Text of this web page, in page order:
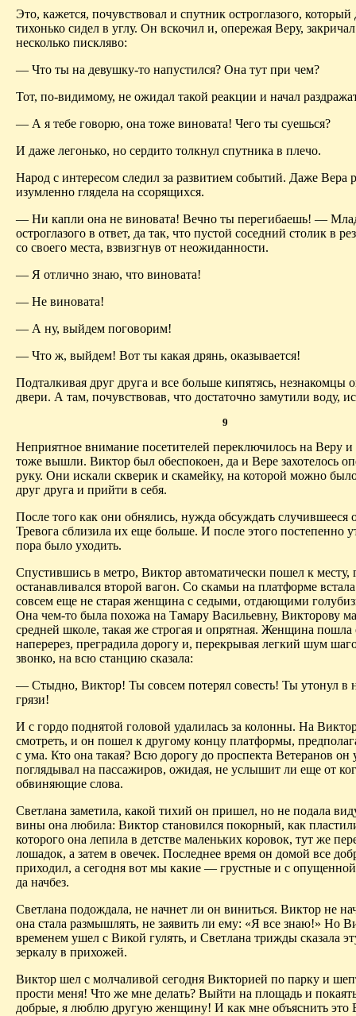
Это, кажется, почувствовал и спутник остроглазого,
тихонько сидел в углу. Он вскочил и, опережая Веру,
несколько пискляво:
— Что ты на девушку-то напустился? Она тут при чем?
Тот, по-видимому, не ожидал такой реакции и начал
— А я тебе говорю, она тоже виновата! Чего ты суешься?
И даже легонько, но сердито толкнул спутника в плечо.
Народ с интересом следил за развитием событий. Даже Вера
изумленно глядела на ссорящихся.
— Ни капли она не виновата! Вечно ты перегибаешь! —
остроглазого в ответ, да так, что пустой соседний столик в
со своего места, взвизгнув от неожиданности.
— Я отлично знаю, что виновата!
— Не виновата!
— А ну, выйдем поговорим!
— Что ж, выйдем! Вот ты какая дрянь, оказывается!
Подталкивая друг друга и все больше кипятясь, незнакомцы
двери. А там, почувствовав, что достаточно замутили воду,
9
Неприятное внимание посетителей переключилось на Веру
тоже вышли. Виктор был обеспокоен, да и Вере захотелось
руку. Они искали скверик и скамейку, на которой можно
друг друга и прийти в себя.
После того как они обнялись, нужда обсуждать случившееся
Тревога сблизила их еще больше. И после этого постепенно
пора было уходить.
Спустившись в метро, Виктор автоматически пошел к месту,
останавливался второй вагон. Со скамьи на платформе
совсем еще не старая женщина с седыми, отдающими
Она чем-то была похожа на Тамару Васильевну, Викторову
средней школе, такая же строгая и опрятная. Женщина пошла
наперерез, преградила дорогу и, перекрывая легкий шум
звонко, на всю станцию сказала:
— Стыдно, Виктор! Ты совсем потерял совесть! Ты утонул в
грязи!
И с гордо поднятой головой удалилась за колонны. На
смотреть, и он пошел к другому концу платформы,
с ума. Кто она такая? Всю дорогу до проспекта Ветеранов он
поглядывал на пассажиров, ожидая, не услышит ли еще от
обвиняющие слова.
Светлана заметила, какой тихий он пришел, но не подала
вины она любила: Виктор становился покорный, как
которого она лепила в детстве маленьких коровок, тут же
лошадок, а затем в овечек. Последнее время он домой все
приходил, а сегодня вот мы какие — грустные и с
да начбез.
Светлана подождала, не начнет ли он виниться. Виктор не
она стала размышлять, не заявить ли ему: «Я все знаю!» Но
временем ушел с Викой гулять, и Светлана трижды сказала
зеркалу в прихожей.
Виктор шел с молчаливой сегодня Викторией по парку и
прости меня! Что же мне делать? Выйти на площадь и
добрые, я люблю другую женщину! И как мне объяснить это